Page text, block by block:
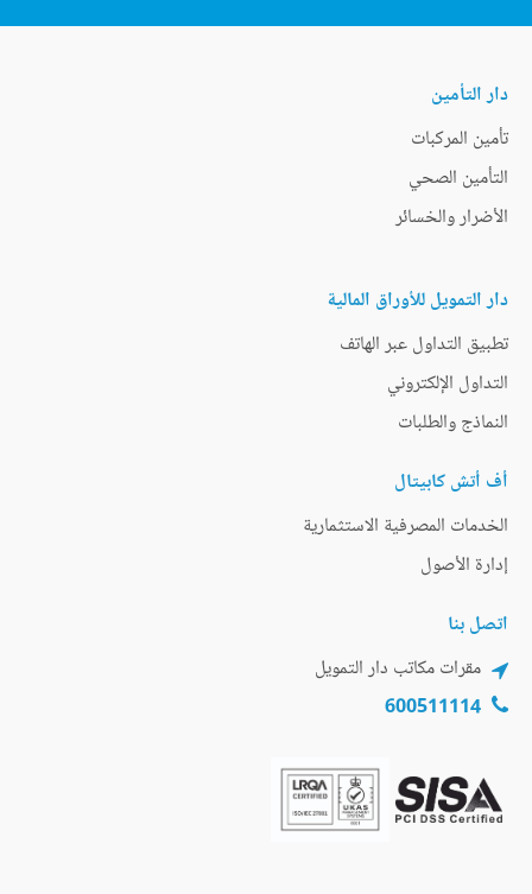
دار التأمين
تأمين المركبات
التأمين الصحي
الأضرار والخسائر
دار التمويل للأوراق المالية
تطبيق التداول عبر الهاتف
التداول الإلكتروني
النماذج والطلبات
أف أتش كابيتال
الخدمات المصرفية الاستثمارية
إدارة الأصول
اتصل بنا
مقرات مكاتب دار التمويل
600511114